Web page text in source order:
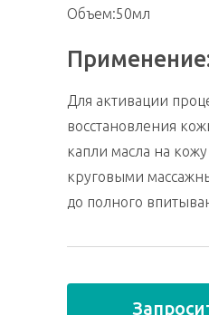
Объем:50мл
Для активации
восстановления
капли масла на
круговыми
до полного